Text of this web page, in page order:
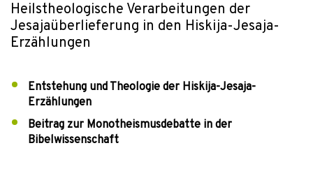
Heilstheologische Verarbeitungen der
Jesajaüberlieferung in den Hiskija-Jesaja-
Erzählungen
Entstehung und Theologie der Hiskija-Jesaja-
Erzählungen
Beitrag zur Monotheismusdebatte in der
Bibelwissenschaft